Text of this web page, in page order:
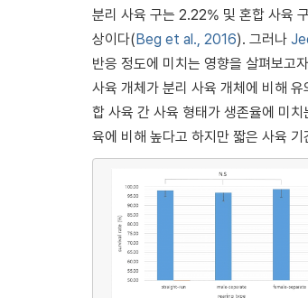
분리 사육 구는 2.22% 및 혼합 사육
상이다(Beg et al., 2016). 그러나
반응 정도에 미치는 영향을 살펴보
사육 개체가 분리 사육 개체에 비해
합 사육 간 사육 형태가 생존율에 미
육에 비해 높다고 하지만 짧은 사육